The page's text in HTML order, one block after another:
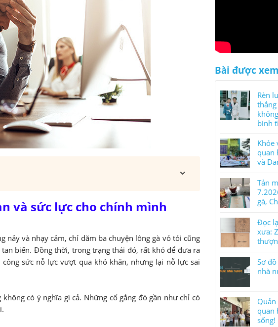
và sức lực cho chính mình
nảy và nhạy cảm, chỉ dăm ba chuyện lông gà vỏ tỏi cũng
biến. Đồng thời, trong trạng thái đó, rất khó để đưa ra
sức nỗ lực vượt qua khó khăn, nhưng lại nỗ lực sai
có ý nghĩa gì cả. Những cố gắng đó gần như chỉ có
Bài được
Rèn
bình
Khỏe
quan
và
Tản
gà,
Đọc
xưa:
Sơ
nhà
quan
sống!